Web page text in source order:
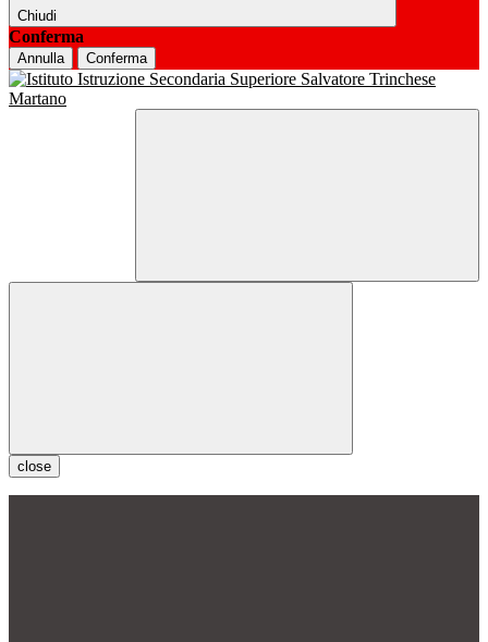
Chiudi
Conferma
Annulla Conferma
close